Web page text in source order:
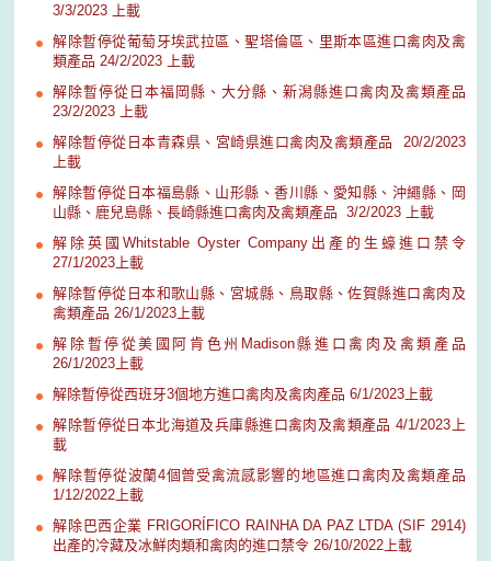
3/3/2023 上載
解除暫停從葡萄牙埃武拉區、聖塔倫區、里斯本區進口禽肉及禽
類產品 24/2/2023 上載
解除暫停從日本福岡縣、大分縣、新潟縣進口禽肉及禽類產品
23/2/2023 上載
解除暫停從日本青森県、宮崎県進口禽肉及禽類產品 20/2/2023
上載
解除暫停從日本福島縣、山形縣、香川縣、愛知縣、沖繩縣、岡
山縣、鹿兒島縣、長崎縣進口禽肉及禽類產品 3/2/2023 上載
解除英國Whitstable Oyster Company出產的生蠔進口禁令
27/1/2023上載
解除暫停從日本和歌山縣、宮城縣、鳥取縣、佐賀縣進口禽肉及
禽類產品 26/1/2023上載
解除暫停從美國阿肯色州Madison縣進口禽肉及禽類產品
26/1/2023上載
解除暫停從西班牙3個地方進口禽肉及禽肉產品 6/1/2023上載
解除暫停從日本北海道及兵庫縣進口禽肉及禽類產品 4/1/2023上
載
解除暫停從波蘭4個曾受禽流感影響的地區進口禽肉及禽類產品
1/12/2022上載
解除巴西企業 FRIGORÍFICO RAINHA DA PAZ LTDA (SIF 2914)
出產的冷藏及冰鮮肉類和禽肉的進口禁令 26/10/2022上載